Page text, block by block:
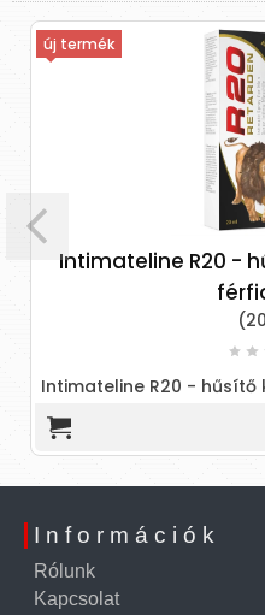
új termék
Intimateline R20 -
Intimateline R20 -
Információk
Rólunk
Kapcsolat